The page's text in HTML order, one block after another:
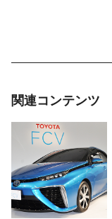
関連コンテンツ